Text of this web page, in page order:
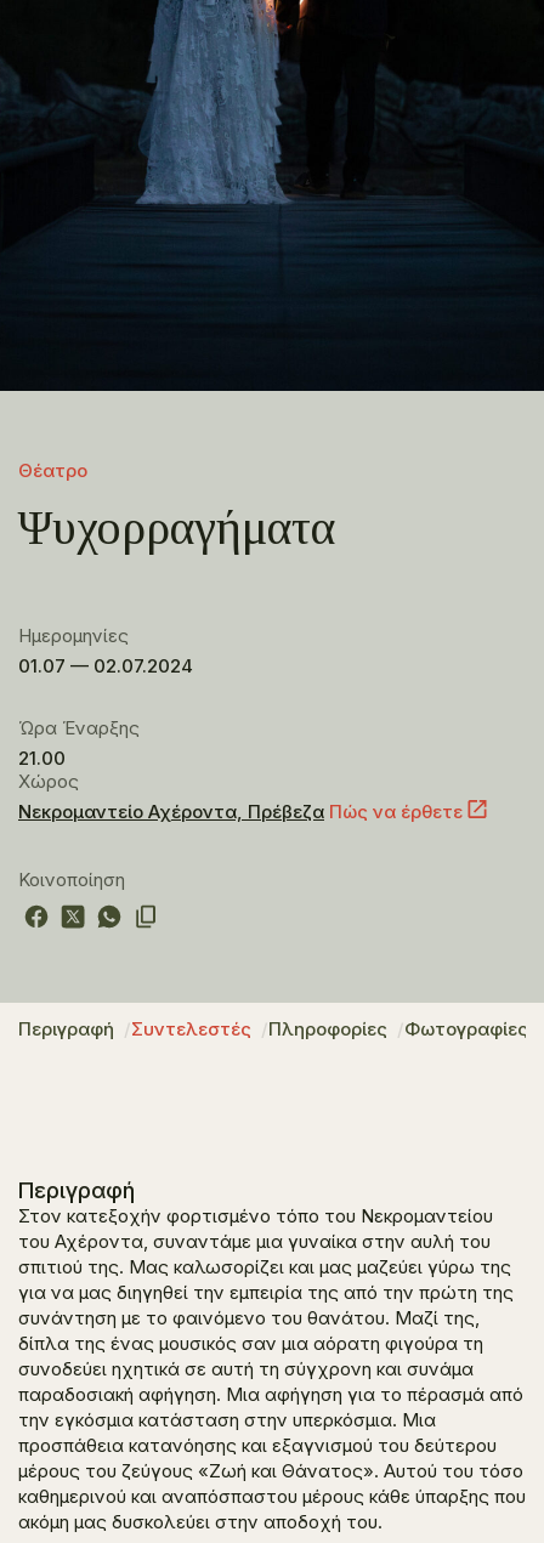
Θέατρο
Ψυχορραγήματα
Ημερομηνίες
01.07 — 02.07.2024
Ώρα Έναρξης
21.00
Χώρος
Νεκρομαντείο Αχέροντα, Πρέβεζα Πώς να έρθετε
Κοινοποίηση
Περιγραφή Συντελεστές Πληροφορίες Φωτογραφίες
Περιγραφή
Στον κατεξοχήν φορτισμένο τόπο του Νεκρομαντείου
του Αχέροντα, συναντάμε μια γυναίκα στην αυλή του
σπιτιού της. Μας καλωσορίζει και μας μαζεύει γύρω της
για να μας διηγηθεί την εμπειρία της από την πρώτη της
συνάντηση με το φαινόμενο του θανάτου. Μαζί της,
δίπλα της ένας μουσικός σαν μια αόρατη φιγούρα τη
συνοδεύει ηχητικά σε αυτή τη σύγχρονη και συνάμα
παραδοσιακή αφήγηση. Μια αφήγηση για το πέρασμά από
την εγκόσμια κατάσταση στην υπερκόσμια. Μια
προσπάθεια κατανόησης και εξαγνισμού του δεύτερου
μέρους του ζεύγους «Ζωή και Θάνατος». Αυτού του τόσο
καθημερινού και αναπόσπαστου μέρους κάθε ύπαρξης που
ακόμη μας δυσκολεύει στην αποδοχή του.